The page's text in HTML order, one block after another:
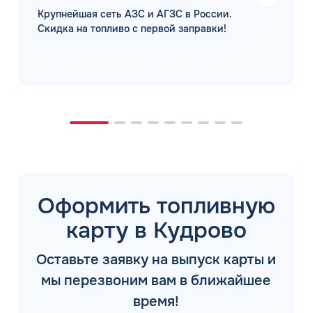
Крупнейшая сеть АЗС и АГЗС в России.
Скидка на топливо с первой заправки!
Оформить топливную
карту в Кудрово
Оставьте заявку на выпуск карты и
мы перезвоним вам в ближайшее
время!